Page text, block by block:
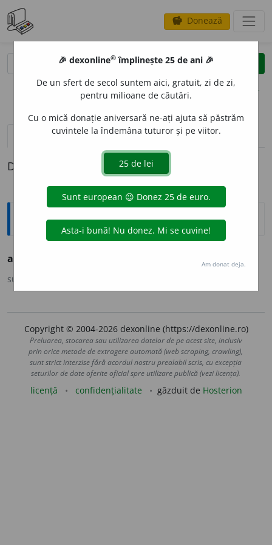
savings Donează
clear
opțiuni
definiții (1) pronunțievolume_up (50)
Definiția cu ID-ul 1152900:
Ortografice DOOM
atelier
sursa:
Copyright © 2004-2026 dexonline (https://dexonline.ro)
Preluarea, stocarea sau utilizarea datelor de pe acest site, inclusiv
prin orice metode de extragere automată (web scraping, crawling),
sunt strict interzise fără acordul nostru prealabil scris, cu excepția
seturilor de date oferite oficial spre utilizare publică (vezi licența).
licență confidențialitate găzduit de Hosterion
🎉 dexonline® împlinește 25 de ani 🎉
De un sfert de secol suntem aici, gratuit, zi de zi,
pentru milioane de căutări.
Cu o mică donație aniversară ne-ați ajuta să păstrăm
cuvintele la îndemâna tuturor și pe viitor.
Am donat deja.